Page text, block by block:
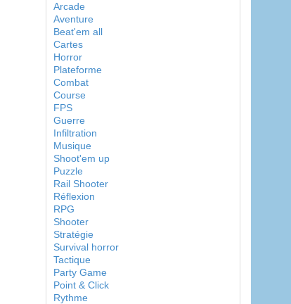
Arcade
Aventure
Beat'em all
Cartes
Horror
Plateforme
Combat
Course
FPS
Guerre
Infiltration
Musique
Shoot'em up
Puzzle
Rail Shooter
Réflexion
RPG
Shooter
Stratégie
Survival horror
Tactique
Party Game
Point & Click
Rythme